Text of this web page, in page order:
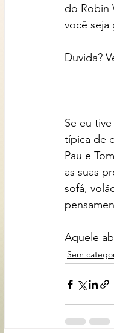
do Robin
você seja
Duvida?
Se eu
típica de
Pau e
as suas
sofá,
Aquele
Sem